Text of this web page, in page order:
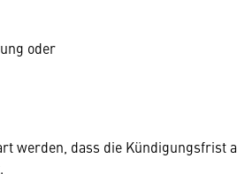
oder
werden, dass die Kündigungsfrist